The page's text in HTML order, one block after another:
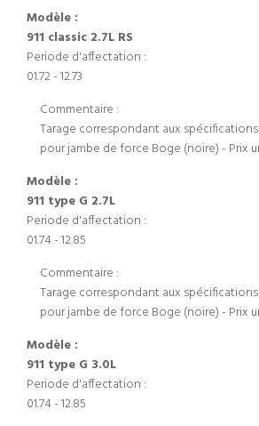
Modèle :
911 classic 2.7L RS
Periode d'affectation :
01.72 - 12.73
Commentaire :
Tarage correspondant aux
pour jambe de force Boge (noire) - Prix
Modèle :
911 type G 2.7L
Periode d'affectation :
01.74 - 12.85
Commentaire :
Tarage correspondant aux
pour jambe de force Boge (noire) - Prix
Modèle :
911 type G 3.0L
Periode d'affectation :
01.74 - 12.85